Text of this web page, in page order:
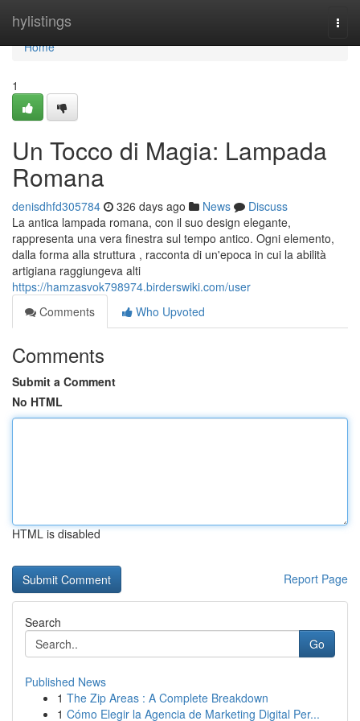
hylistings
Home
Home
1
Un Tocco di Magia: Lampada
Romana
denisdhfd305784 326 days ago News
Discuss
La antica lampada romana, con il suo design elegante,
rappresenta una vera finestra sul tempo antico. Ogni elemento,
dalla forma alla struttura , racconta di un'epoca in cui la abilità
artigiana raggiungeva alti
https://hamzasvok798974.birderswiki.com/user
Comments
Who Upvoted
Comments
Submit a Comment
No HTML
HTML is disabled
Report Page
Search
Go
Published News
1 The Zip Areas : A Complete Breakdown
1 Cómo Elegir la Agencia de Marketing Digital Per...